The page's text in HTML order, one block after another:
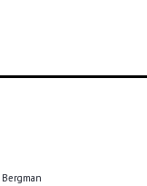
Bergman